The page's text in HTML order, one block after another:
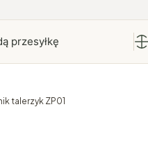
przesyłkę
talerzyk ZP01